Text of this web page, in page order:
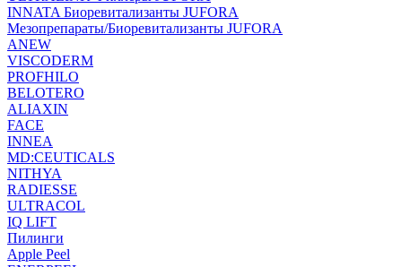
INNATA Биоревитализанты JUFORA
Мезопрепараты/Биоревитализанты JUFORA
ANEW
VISCODERM
PROFHILO
BELOTERO
ALIAXIN
FACE
INNEA
MD:CEUTICALS
NITHYA
RADIESSE
ULTRACOL
IQ LIFT
Пилинги
Apple Peel